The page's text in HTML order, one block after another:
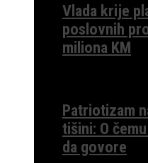
Vlada krije
poslovnih
miliona KM
Patriotizam
tišini: O
da govore